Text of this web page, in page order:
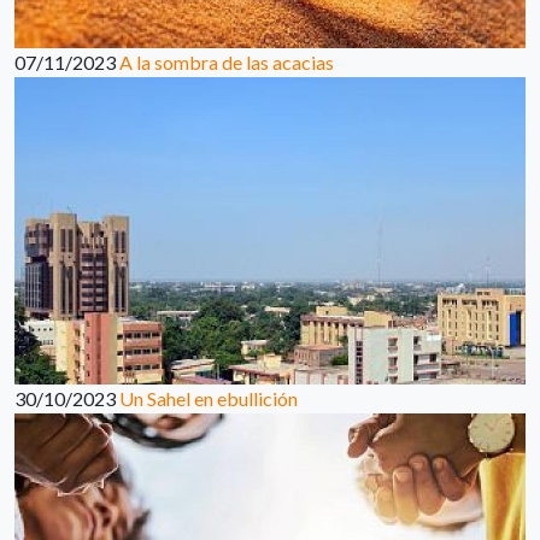
07/11/2023A la sombra de las acacias
30/10/2023 Un Sahel en ebullición